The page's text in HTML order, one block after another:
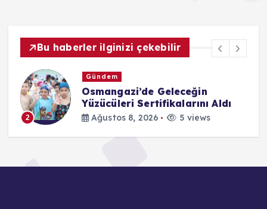
Bu haberler ilginizi çekebilir
2
Gündem
Osmangazi’de Geleceğin
Yüzücüleri Sertifikalarını Aldı
Ağustos 8, 2026 5 views